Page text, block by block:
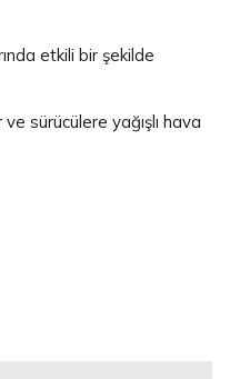
etkili bir şekilde
sürücülere yağışlı hava